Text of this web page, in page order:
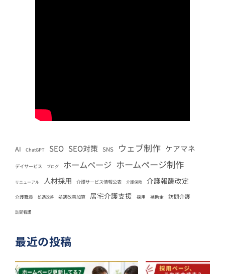
AI ChatGPT SEO SEO対策 SNS ウェブ制作 ケアマネ
デイサービス ブログ ホームページ ホームページ制作
リニューアル 人材採用 介護サービス情報公表 介護保険 介護報酬改定
介護職員 処遇改善 処遇改善加算 居宅介護支援 採用 補助金 訪問介護
訪問看護
最近の投稿